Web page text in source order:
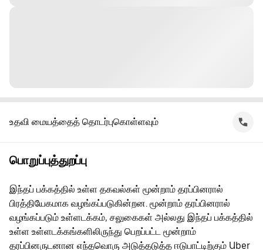
உதவி மையத்தைத் தொடர்புகொள்ளவும்
பொறுப்புத்துறப்பு
இந்தப் பக்கத்தில் உள்ள தகவல்கள் மூன்றாம் தரப்பினரால்
பிரத்தியேகமாக வழங்கப்படுகின்றன. மூன்றாம் தரப்பினரால்
வழங்கப்படும் உள்ளடக்கம், சலுகைகள் அல்லது இந்தப் பக்கத்தில்
உள்ள உள்ளடக்கங்களிலிருந்து பெறப்பட்ட மூன்றாம்
தரப்பினருடனான எந்தவொரு அடுத்தடுத்த ஈடுபாட்டிற்கும் Uber